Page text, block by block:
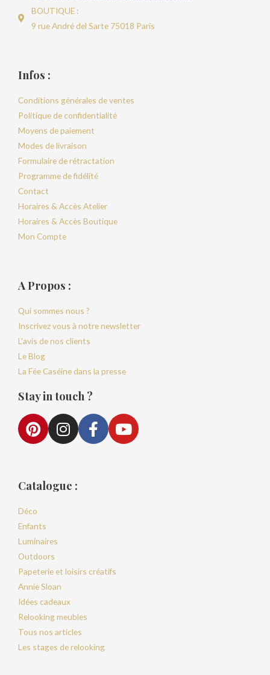
BOUTIQUE :
9 rue André del Sarte 75018 Paris
Infos :
Conditions générales de ventes
Politique de confidentialité
Moyens de paiement
Modes de livraison
Formulaire de rétractation
Programme de fidélité
Contact
Horaires & Accès Atelier
Horaires & Accès Boutique
Mon Compte
A Propos :
Qui sommes nous ?
Inscrivez vous à notre newsletter
L'avis de nos clients
Le Blog
La Fée Caséine dans la presse
Stay in touch ?
Catalogue :
Déco
Enfants
Luminaires
Outdoors
Papeterie et loisirs créatifs
Annie Sloan
Idées cadeaux
Relooking meubles
Tous nos articles
Les stages de relooking